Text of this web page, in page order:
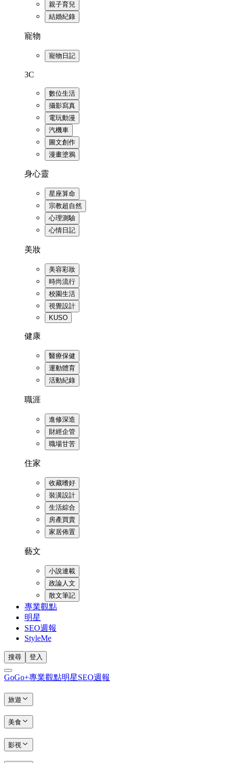
親子育兒
結婚紀錄
寵物
寵物日記
3C
數位生活
攝影寫真
電玩動漫
汽機車
圖文創作
漫畫塗鴉
身心靈
星座算命
宗教超自然
心理測驗
心情日記
美妝
美容彩妝
時尚流行
校園生活
視覺設計
KUSO
健康
醫療保健
運動體育
活動紀錄
職涯
進修深造
財經企管
職場甘苦
住家
收藏嗜好
裝潢設計
生活綜合
房產買賣
家居佈置
藝文
小說連載
政論人文
散文筆記
專業觀點
明星
SEO週報
StyleMe
搜尋 登入
GoGo+專業觀點明星SEO週報
旅遊
美食
影視